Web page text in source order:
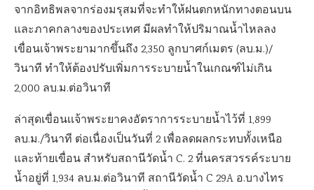
จากอิทธิพลจากร่องมรุสมที่จะทำให้ฝนตกหนักทางตอนบน
และภาคกลางของประเทศ มีผลทำให้ปริมาณน้ำไหลลง
เขื่อนเจ้าพระยามากขึ้นถึง 2,350 ลูกบาศก์เมตร (ลบ.ม.)/
วินาที ทำให้ต้องปรับเพิ่มการระบายน้ำในเกณฑ์ไม่เกิน
2,000 ลบ.ม.ต่อวินาที
ล่าสุดเขื่อนเเจ้าพระยาคงอัตราการระบายน้ำไว้ที่ 1,899
ลบ.ม./วินาที ต่อเนื่องเป็นวันที่ 2 เพื่อลดผลกระทบทั้งเหนือ
และท้ายเขื่อน สำหรับสถานีวัดน้ำ C. 2 ที่นครสวรรค์ระบาย
น้ำอยู่ที่ 1,934 ลบ.ม.ต่อวินาที สถานีวัดน้ำ C 29A อ.บางไทร